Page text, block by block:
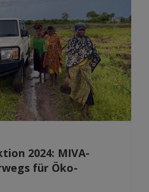
2024: MIVA-
für Öko-